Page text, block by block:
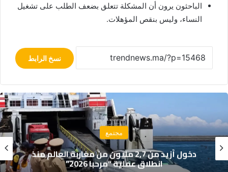
الباحثون يرون أن المشكلة تتعلق بضعف الطلب على تشغيل
النساء، وليس بنقص المؤهلات.
نسخ الرابط
مجتمع
حريق مهول يلتهم خيام موسم مولاي عبد
قبل انطلاقه الرسمي